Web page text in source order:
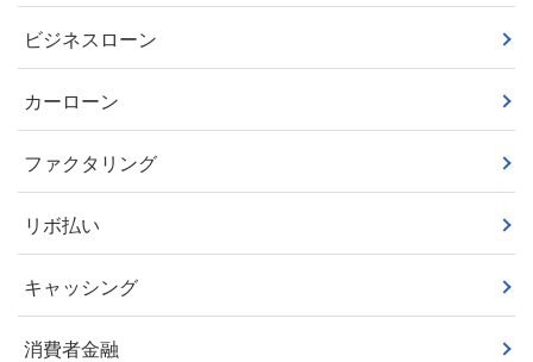
ビジネスローン
カーローン
ファクタリング
リボ払い
キャッシング
消費者金融